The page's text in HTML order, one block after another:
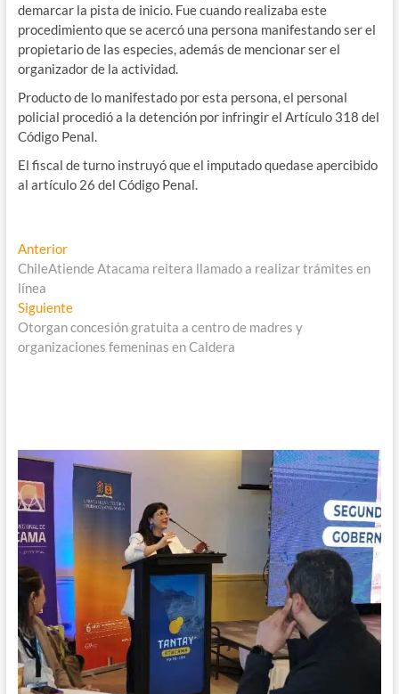
demarcar la pista de inicio. Fue cuando realizaba este
procedimiento que se acercó una persona manifestando ser el
propietario de las especies, además de mencionar ser el
organizador de la actividad.
Producto de lo manifestado por esta persona, el personal
policial procedió a la detención por infringir el Artículo 318 del
Código Penal.
El fiscal de turno instruyó que el imputado quedase apercibido
al artículo 26 del Código Penal.
Navegación
de
entradas
AnteriorEntrada
anterior:
ChileAtiende Atacama reitera llamado a realizar trámites en
línea
SiguienteEntrada
siguiente:
Otorgan concesión gratuita a centro de madres y
organizaciones femeninas en Caldera